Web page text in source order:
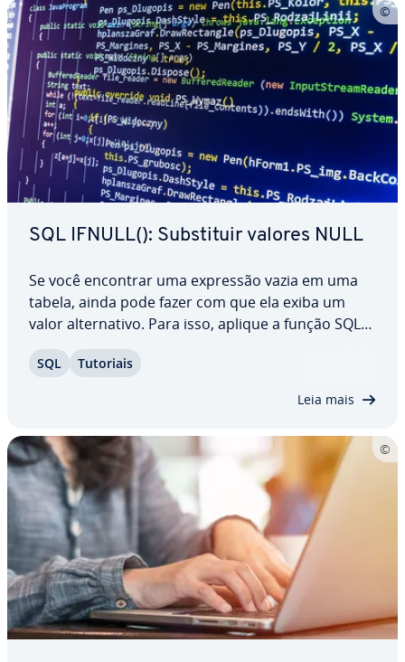
SQL IFNULL(): Subs­ti­tuir valores NULL
Se você encontrar uma expressão vazia em uma
tabela, ainda pode fazer com que ela exiba um
valor al­ter­na­tivo. Para isso, aplique a função SQL
valores NULL. Nosso tutorial apresenta a você a
SQL Tutoriais
Leia mais